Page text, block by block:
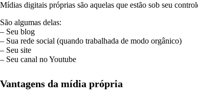
Mídias digitais próprias são aquelas que estão sob seu
São algumas delas:
– Seu blog
– Sua rede social (quando trabalhada de modo orgânico)
– Seu site
– Seu canal no Youtube
Vantagens da mídia própria